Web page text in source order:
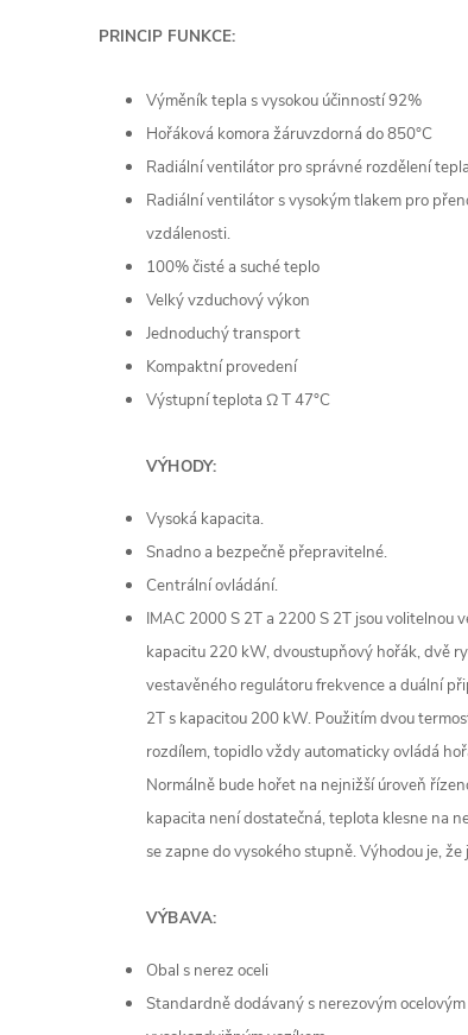
PRINCIP FUNKCE:
Výměník tepla s vysokou účinností 92%
Hořáková komora žáruvzdorná do 850°C
Radiální ventilátor pro správné rozdělení tepla
Radiální ventilátor s vysokým tlakem pro
vzdálenosti.
100% čisté a suché teplo
Velký vzduchový výkon
Jednoduchý transport
Kompaktní provedení
Výstupní teplota ∆ T 47°C
VÝHODY:
Vysoká kapacita.
Snadno a bezpečně přepravitelné.
Centrální ovládání.
IMAC 2000 S 2T a 2200 S 2T jsou volitelnou
kapacitu 220 kW, dvoustupňový hořák, dvě
vestavěného regulátoru frekvence a duální
2T s kapacitou 200 kW. Použitím dvou
rozdílem, topidlo vždy automaticky ovládá
Normálně bude hořet na nejnižší úroveň
kapacita není dostatečná, teplota klesne na
se zapne do vysokého stupně. Výhodou je,
VÝBAVA:
Obal s nerez oceli
Standardně dodávaný s nerezovým